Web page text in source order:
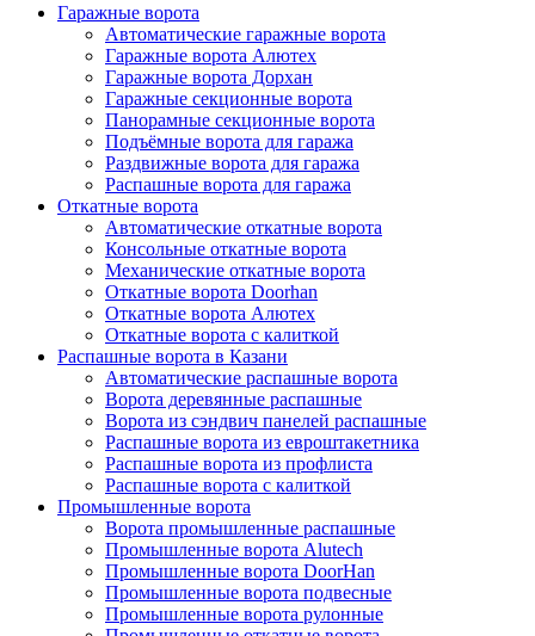
Гаражные ворота
Автоматические гаражные ворота
Гаражные ворота Алютех
Гаражные ворота Дорхан
Гаражные секционные ворота
Панорамные секционные ворота
Подъёмные ворота для гаража
Раздвижные ворота для гаража
Распашные ворота для гаража
Откатные ворота
Автоматические откатные ворота
Консольные откатные ворота
Механические откатные ворота
Откатные ворота Doorhan
Откатные ворота Алютех
Откатные ворота с калиткой
Распашные ворота в Казани
Автоматические распашные ворота
Ворота деревянные распашные
Ворота из сэндвич панелей распашные
Распашные ворота из евроштакетника
Распашные ворота из профлиста
Распашные ворота с калиткой
Промышленные ворота
Ворота промышленные распашные
Промышленные ворота Alutech
Промышленные ворота DoorHan
Промышленные ворота подвесные
Промышленные ворота рулонные